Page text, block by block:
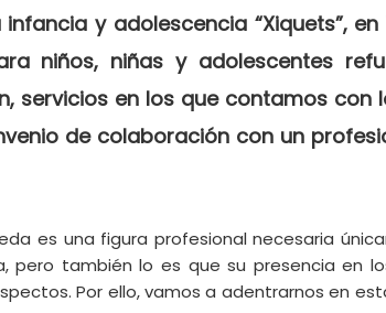
y adolescencia “Xiquets”,
niños, niñas y adolescentes
servicios en los que contamos con
de colaboración con un
es una figura profesional necesaria
también lo es que su presencia en
Por ello, vamos a adentrarnos en